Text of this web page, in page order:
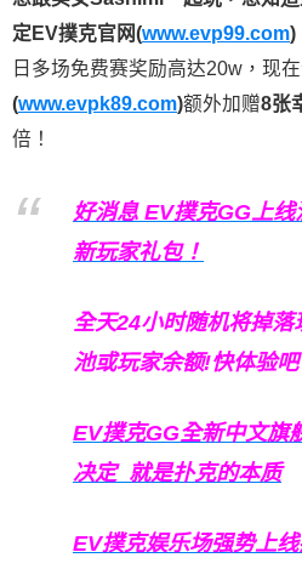
定EV撲克官网(www.evp99.com)
日多场免费赛奖励高达20w，现
(www.evpk89.com)额外加赠8张
倍！
好消息 EV撲克GG上
新玩家礼包！
全天24小时随机将掉
池或玩家余额!快体验吧
EV撲克GG全新中文旗
决定 就是扑克的本质
EV撲克娱乐场强势上